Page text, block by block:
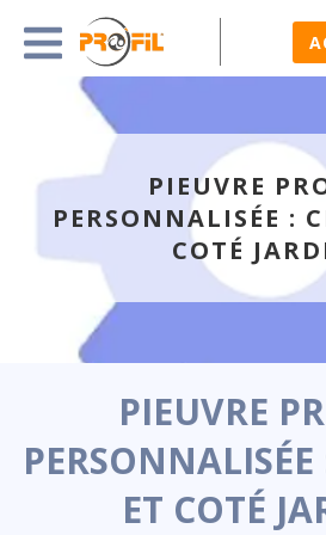
PIEUVRE
PERSONNALISÉE :
COTÉ
PIEUVRE
ET COTÉ